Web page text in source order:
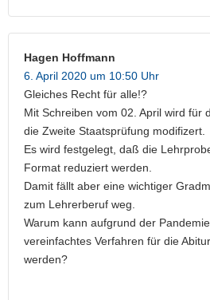
Hagen Hoffmann
6. April 2020 um 10:50 Uhr
Gleiches Recht für alle!?
Mit Schreiben vom 02. April wird für
die Zweite Staatsprüfung modifizert.
Es wird festgelegt, daß die
Format reduziert werden.
Damit fällt aber eine wichtiger
zum Lehrerberuf weg.
Warum kann aufgrund der
vereinfachtes Verfahren für die
werden?